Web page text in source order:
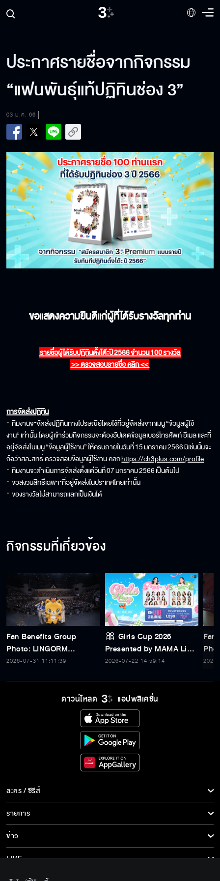
ประกาศรายชื่อจากกิจกรรม
“แฟนพันธุ์แท้ปฏิทินช่อง 3”
03 ม.ค. 66
ขอแสดงความยินดีแก่ผู้ที่ได้รับรางวัลทุกท่าน
รายชื่อผู้ได้รับปฏิทินตั้งโต๊ะปี2566จำนวน100รางวัล
>> ตรวจสอบรายชื่อ คลิก <<
การจัดส่งปฏิทิน
·ทีมงานจะจัดส่งปฏิทินทางไปรษณีย์โดยใช้ที่อยู่จัดส่งจากเมนู“ข้อมูลผู้ใช้
งาน”เท่านั้น โดยผู้เข้าร่วมกิจกรรมจะต้องอัปเดตข้อมูลเบอร์โทรศัพท์ อีเมล และที่
อยู่จัดส่งในเมนู“ข้อมูลผู้ใช้งาน”ให้ครบภายในวันที่15มกราคม2566มิเช่นนั้นจะ
ถือว่าสละสิทธิ์ ตรวจสอบข้อมูลผู้ใช้งาน คลิกhttps://ch3plus.com/profile
·ทีมงานจะดำเนินการจัดส่งตั้งแต่วันที่07มกราคม2566เป็นต้นไป
·ขอสงวนสิทธิ์เฉพาะที่อยู่จัดส่งในประเทศไทยเท่านั้น
·ของรางวัลไม่สามารถแลกเป็นเงินได้
กิจกรรมที่เกี่ยวข้อง
Fan Benefits Group
Photo: LINGORM
Thailand Fan Meeting
2026-07-31 11:11:39
🎀 Girls Cup 2026
Presented by MAMA Live
Streaming Ticket 🎀
2026-07-22 14:59:14
ดาวน์โหลด แอปพลิเคชั่น
ละคร / ซีรีส์
ละคร/ซีรีส์
ซีรีส์นานาชาติ
การ์ตูน & เกม
รายการ
รายการทั้งหมด
ข่าว
ข่าวทั้งหมด
LIVE